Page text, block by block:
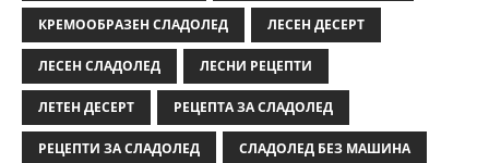
КРЕМООБРАЗЕН СЛАДОЛЕД ЛЕСЕН ДЕСЕРТ
ЛЕСЕН СЛАДОЛЕД ЛЕСНИ РЕЦЕПТИ
ЛЕТЕН ДЕСЕРТ РЕЦЕПТА ЗА СЛАДОЛЕД
РЕЦЕПТИ ЗА СЛАДОЛЕД СЛАДОЛЕД БЕЗ МАШИНА